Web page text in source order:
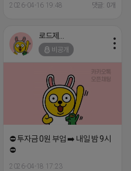
2026-04-16 19:48 댓글: 0개
드립
몽 등
변화,
팡◀
비공개
⛔️ 투자금 0원 부업 ➡️ 내일 밤 9시
⛔️
2026-04-18 17:23